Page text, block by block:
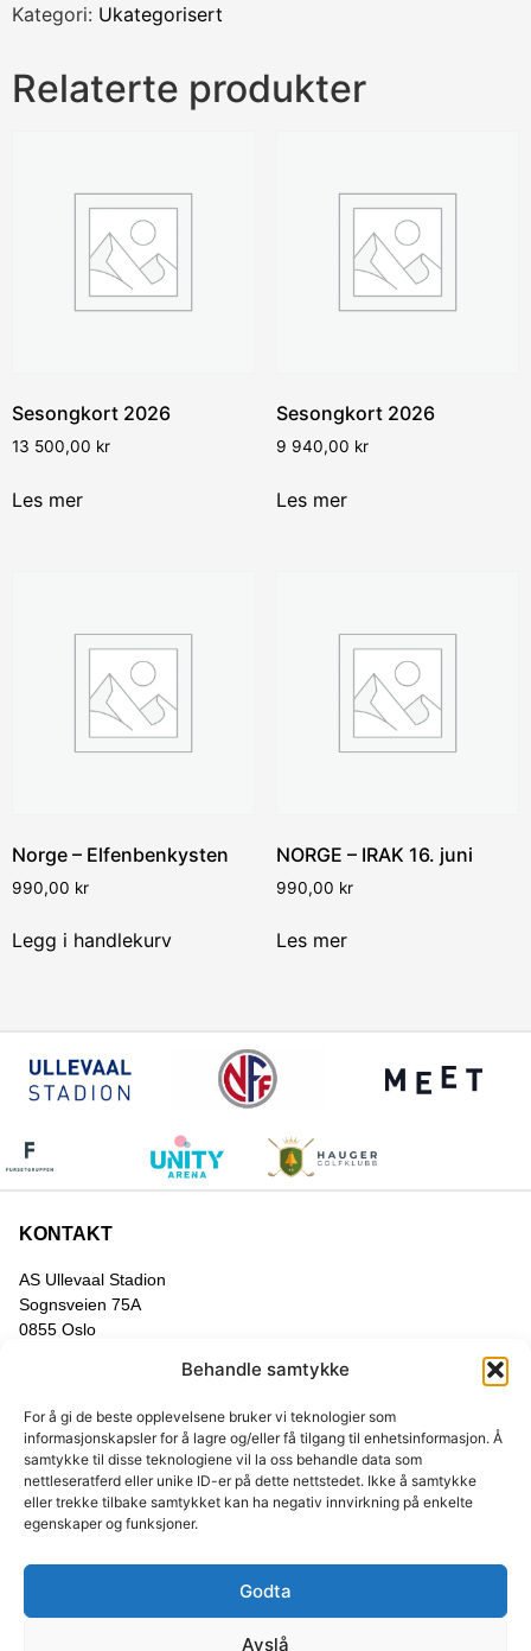
Behandle samtykke
For å gi de beste opplevelsene bruker vi teknologier som
informasjonskapsler for å lagre og/eller få tilgang til enhetsinformasjon. Å
samtykke til disse teknologiene vil la oss behandle data som
nettleseratferd eller unike ID-er på dette nettstedet. Ikke å samtykke
eller trekke tilbake samtykket kan ha negativ innvirkning på enkelte
egenskaper og funksjoner.
Godta
Avslå
Kategori: Ukategorisert
Relaterte produkter
Sesongkort 2026
13 500,00 kr
Les mer
Sesongkort 2026
9 940,00 kr
Les mer
Norge – Elfenbenkysten
990,00 kr
Legg i handlekurv
NORGE – IRAK 16. juni
990,00 kr
Les mer
KONTAKT
AS Ullevaal Stadion
Sognsveien 75A
0855 Oslo
HURTIGLENKER
Hjem
Våre medlemmer
Konseptene
Kontakt